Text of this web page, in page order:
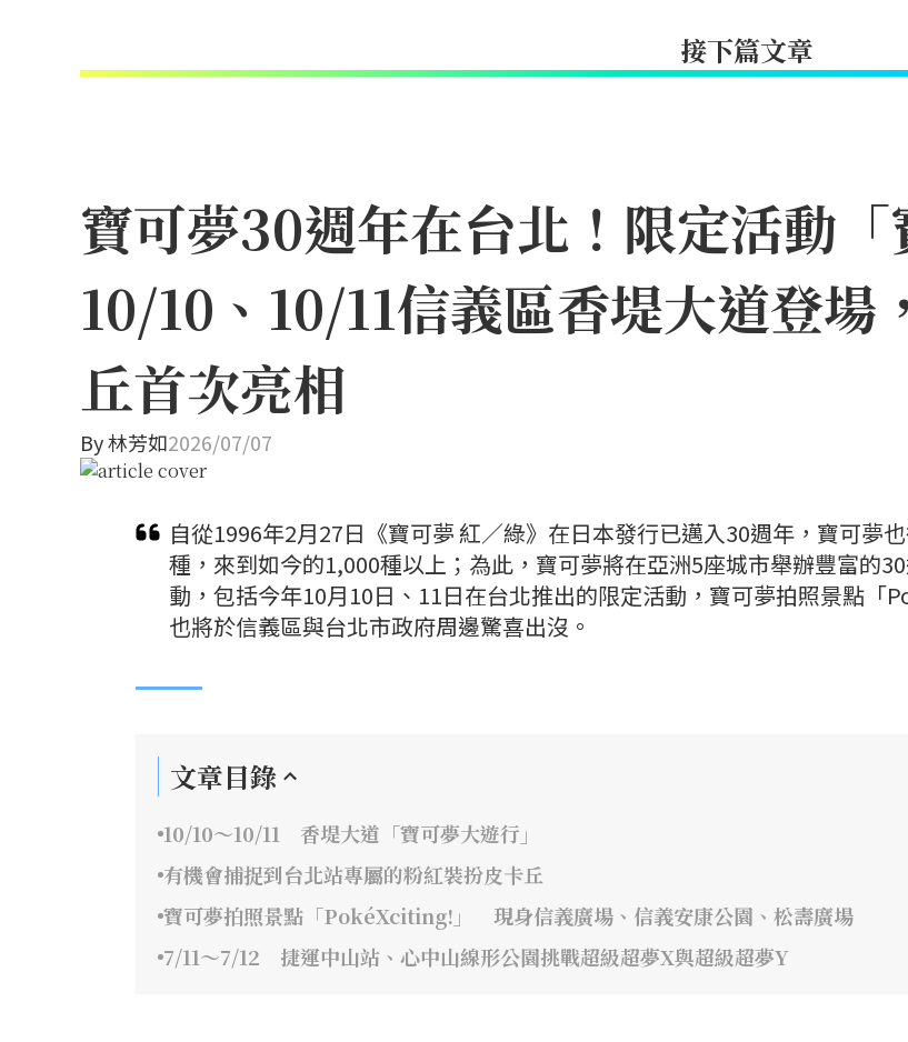
接下篇文章
寶可夢30週年在台北！限定活動「
10/10、10/11信義區香堤大道登場
丘首次亮相
By林芳如2026/07/07
自從1996年2月27日《寶可夢 紅／綠》在日本發行已邁入30週年，寶可夢
種，來到如今的1,000種以上；為此，寶可夢將在亞洲5座城市舉辦豐富的
動，包括今年10月10日、11日在台北推出的限定活動，寶可夢拍照景點「
也將於信義區與台北市政府周邊驚喜出沒。
文章目錄
10/10～10/11 香堤大道「寶可夢大遊行」
有機會捕捉到台北站專屬的粉紅裝扮皮卡丘
寶可夢拍照景點「PokéXciting!」 現身信義廣場、信義安康公園、松壽廣場
7/11～7/12 捷運中山站、心中山線形公園挑戰超級超夢X與超級超夢Y